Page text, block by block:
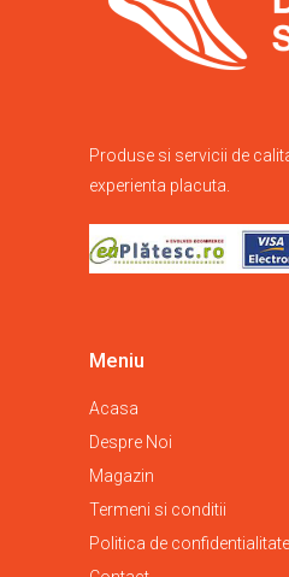
Produse si servicii de
experienta placuta.
Meniu
Acasa
Despre Noi
Magazin
Termeni si conditii
Politica de confidentialitate